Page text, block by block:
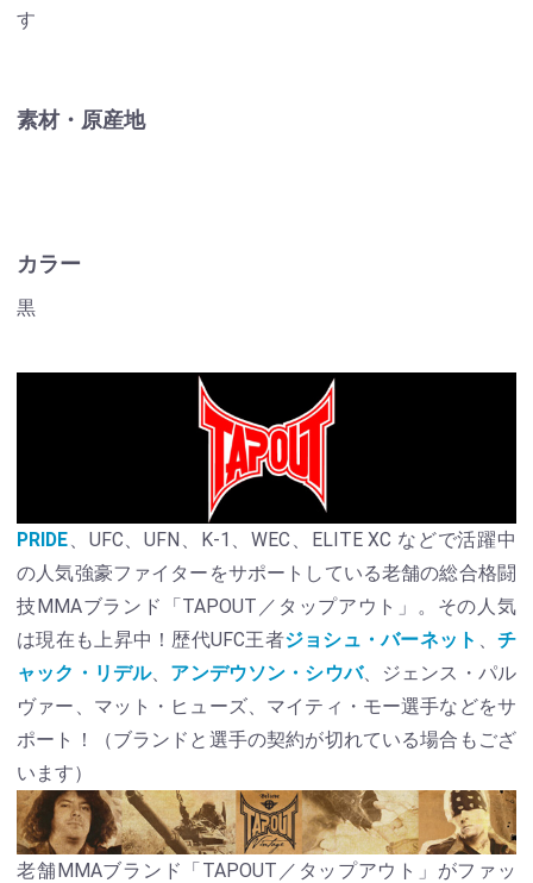
す
素材・原産地
カラー
黒
PRIDE、UFC、UFN、K-1、WEC、ELITE XC などで活躍中
の人気強豪ファイターをサポートしている老舗の総合格闘
技MMAブランド「TAPOUT／タップアウト」。その人気
は現在も上昇中！歴代UFC王者ジョシュ・バーネット 、 チ
ャック・リデル、 アンデウソン・シウバ、ジェンス・パル
ヴァー、マット・ヒューズ、マイティ・モー選手などをサ
ポート！（ブランドと選手の契約が切れている場合もござ
います）
老舗MMAブランド「TAPOUT／タップアウト」がファッ